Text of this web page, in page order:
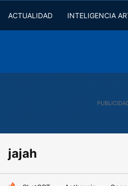
ACTUALIDAD INTELIGENCIA
jajah